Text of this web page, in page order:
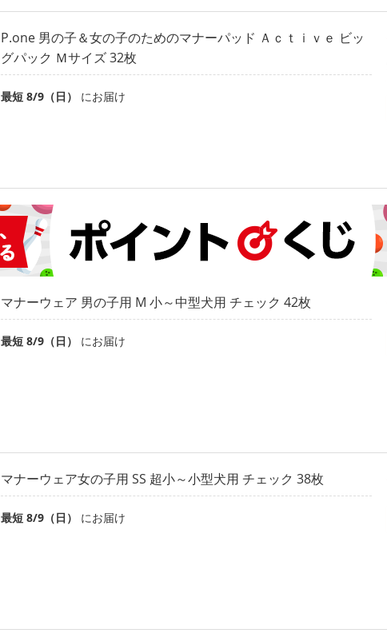
P.one 男の子＆女の子のためのマナーパッド Ａｃｔｉｖｅ ビッ
グパック Ｍサイズ 32枚
最短 8/9（日） にお届け
マナーウェア 男の子用 M 小～中型犬用 チェック 42枚
最短 8/9（日） にお届け
マナーウェア女の子用 SS 超小～小型犬用 チェック 38枚
最短 8/9（日） にお届け